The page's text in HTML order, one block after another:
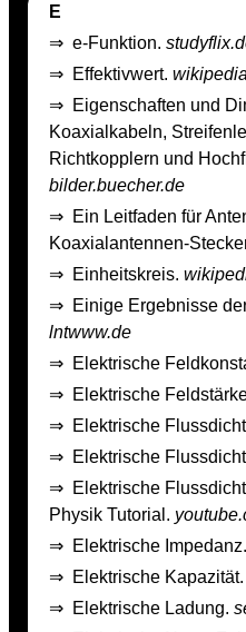
E
⇒ e-Funktion.
⇒ Effektivwert.
⇒ Eigenschaften und
Koaxialkabeln,
Richtkopplern und
bilder.buecher.de
⇒ Ein Leitfaden für
Koaxialantennen-
⇒ Einheitskreis.
⇒ Einige Ergebnisse
lntwww.de
⇒ Elektrische
⇒ Elektrische
⇒ Elektrische
⇒ Elektrische
⇒ Elektrische
Physik Tutorial.
⇒ Elektrische Impedanz.
⇒ Elektrische Kapazität.
⇒ Elektrische Ladung.